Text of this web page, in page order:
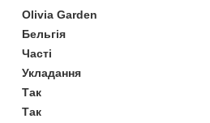
Olivia Garden
Бельгія
Часті
Укладання
Так
Так